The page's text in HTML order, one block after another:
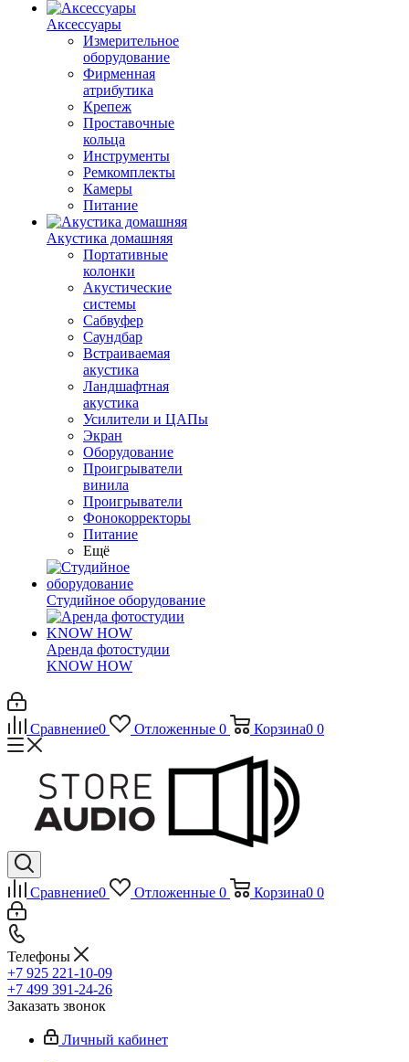
Аксессуары
Измерительное
оборудование
Фирменная
атрибутика
Крепеж
Проставочные
кольца
Инструменты
Ремкомплекты
Камеры
Питание
Акустика домашняя
Портативные
колонки
Акустические
системы
Сабвуфер
Саундбар
Встраиваемая
акустика
Ландшафтная
акустика
Усилители и ЦАПы
Экран
Оборудование
Проигрыватели
винила
Проигрыватели
Фонокорректоры
Питание
Ещё
Студийное оборудование
Аренда фотостудии
KNOW HOW
Сравнение0 Отложенные 0 Корзина0 0
Сравнение0 Отложенные 0 Корзина0 0
Телефоны
+7 925 221-10-09
+7 499 391-24-26
Заказать звонок
Личный кабинет